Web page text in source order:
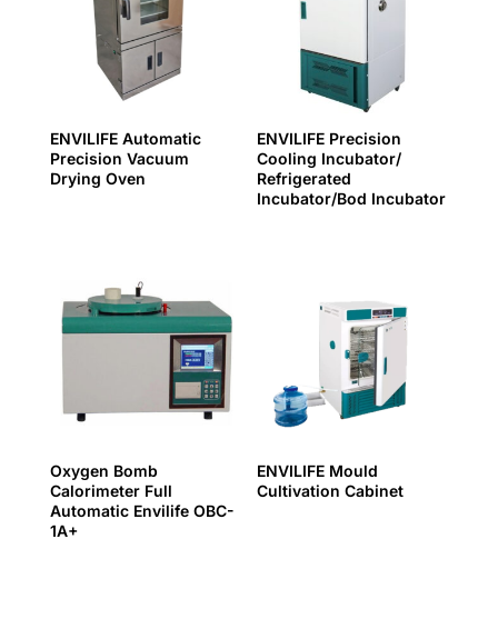
ENVILIFE Automatic
Precision Vacuum
Drying Oven
ENVILIFE Precision
Cooling Incubator/
Refrigerated
Incubator/Bod Incubator
Oxygen Bomb
Calorimeter Full
Automatic Envilife OBC-
1A+
ENVILIFE Mould
Cultivation Cabinet